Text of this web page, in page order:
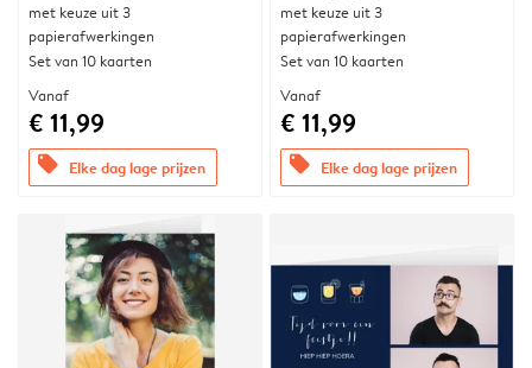
met keuze uit 3
papierafwerkingen
Set van 10 kaarten
Vanaf
€ 11,99
offers Elke dag lage prijzen
met keuze uit 3
papierafwerkingen
Set van 10 kaarten
Vanaf
€ 11,99
offers Elke dag lage prijzen